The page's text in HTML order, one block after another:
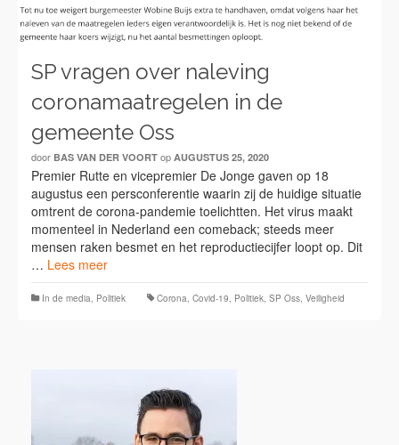
SP vragen over naleving
coronamaatregelen in de
gemeente Oss
door BAS VAN DER VOORT op AUGUSTUS 25, 2020
Premier Rutte en vicepremier De Jonge gaven op 18
augustus een persconferentie waarin zij de huidige situatie
omtrent de corona-pandemie toelichtten. Het virus maakt
momenteel in Nederland een comeback; steeds meer
mensen raken besmet en het reproductiecijfer loopt op. Dit
… Lees meer
In de media Politiek Corona Covid-19 Politiek SP Oss Veiligheid